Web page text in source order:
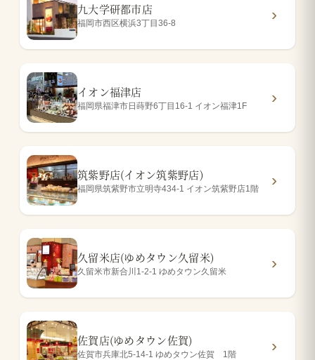
九大学研都市店
福岡市西区横浜3丁目36-8
イオン福津店
福岡県福津市日蒔野6丁目16-1 イオン福津1F
筑紫野店(イオン筑紫野店)
福岡県筑紫野市立明寺434-1 イオン筑紫野店1階
久留米店(ゆめタウン久留米)
久留米市新合川1-2-1 ゆめタウン久留米
佐賀店(ゆめタウン佐賀)
佐賀市兵庫北5-14-1 ゆめタウン佐賀 1階